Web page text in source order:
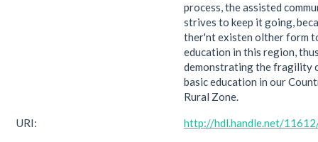
process, the assisted
strives to keep it going,
ther'nt existen olther form
education in this region,
demonstrating the fragility
basic education in our
Rural Zone.
URI: http://hdl.handle.net/